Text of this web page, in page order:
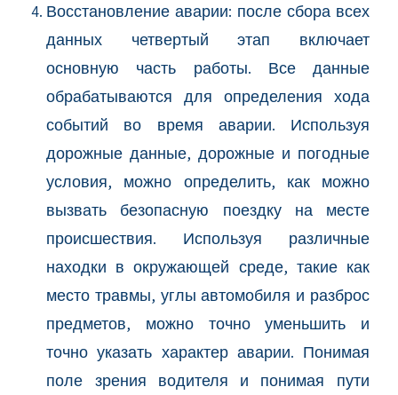
Восстановление аварии: после сбора всех
данных четвертый этап включает
основную часть работы. Все данные
обрабатываются для определения хода
событий во время аварии. Используя
дорожные данные, дорожные и погодные
условия, можно определить, как можно
вызвать безопасную поездку на месте
происшествия. Используя различные
находки в окружающей среде, такие как
место травмы, углы автомобиля и разброс
предметов, можно точно уменьшить и
точно указать характер аварии. Понимая
поле зрения водителя и понимая пути